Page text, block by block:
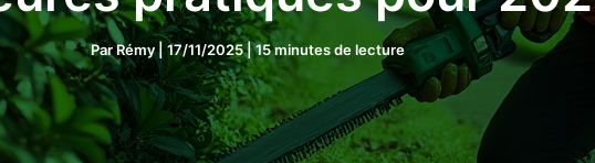
ParRémy| 17/11/2025|15 minutes de lecture